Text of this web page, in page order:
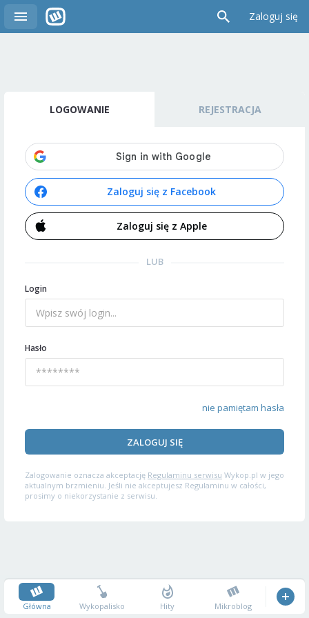
Zaloguj się
LOGOWANIE REJESTRACJA
Zaloguj się z Facebook
Zaloguj się z Apple
LUB
Login
Hasło
nie pamiętam hasła
ZALOGUJ SIĘ
Zalogowanie oznacza akceptację Regulaminu serwisu Wykop.pl w jego
aktualnym brzmieniu. Jeśli nie akceptujesz Regulaminu w całości,
prosimy o niekorzystanie z serwisu.
Główna Wykopalisko Hity Mikroblog